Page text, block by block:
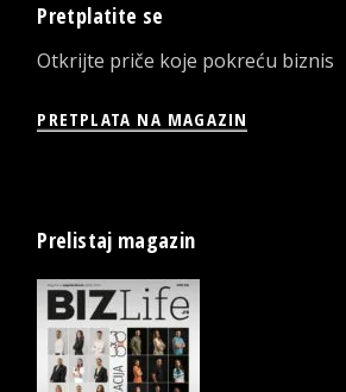
Pretplatite se
Otkrijte priče koje pokreću biznis
PRETPLATA NA MAGAZIN
Prelistaj magazin